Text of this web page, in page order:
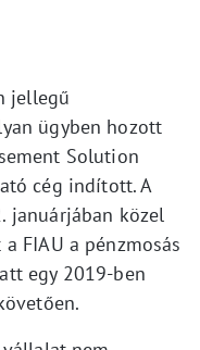
jellegű
ügyben hozott
Solution
cég indított. A
januárjában közel
FIAU a pénzmosás
egy 2019-ben